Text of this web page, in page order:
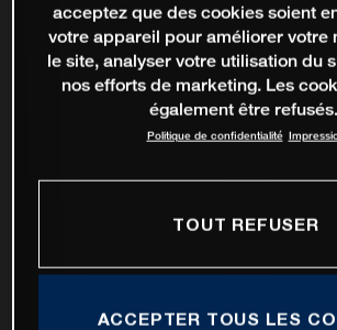
acceptez que des cookies soient
votre appareil pour améliorer votre
le site, analyser votre utilisation du
nos efforts de marketing. Les
également être refusés.
Politique de confidentialité
TOUT REFUSER
ACCEPTER TOUS LES